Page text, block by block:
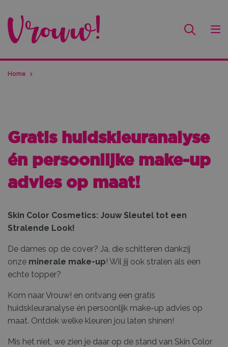
Home
Gratis huidskleuranalyse
én persoonlijke make-up
advies op maat!
Skin Color Cosmetics: Jouw Sleutel tot een
Stralende Look!
De dames op de cover? Ja, die schitteren dankzij
onze minerale make-up! Wil jij ook stralen als een
echte topper?
Kom naar Vrouw! en ontvang een gratis
huidskleuranalyse én persoonlijk make-up advies op
maat. Ontdek welke kleuren jou laten shinen!
Mis het niet, we zien je daar op de stand van Skin Color